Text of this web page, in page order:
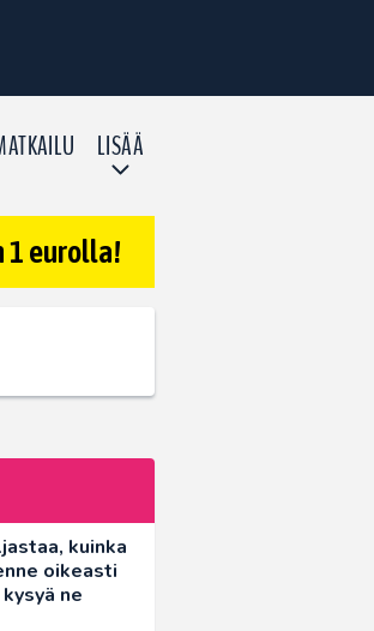
LISÄÄ
1 eurolla!
kuinka
oikeasti
ne